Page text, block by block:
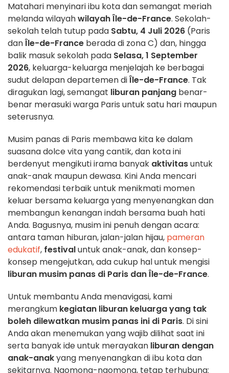
Matahari menyinari ibu kota dan semangat meriah
melanda wilayahwilayah Île-de-France. Sekolah-
sekolah telah tutup pada Sabtu, 4 Juli 2026 (Paris
danÎle-de-France berada di zona C) dan, hingga
balik masuk sekolah pada Selasa, 1 September
2026, keluarga-keluarga menjelajah ke berbagai
sudut delapan departemen diÎle-de-France. Tak
diragukan lagi, semangat liburan panjang benar-
benar merasuki warga Paris untuk satu hari maupun
seterusnya.
Musim panas di Paris membawa kita ke dalam
suasana dolce vita yang cantik, dan kota ini
berdenyut mengikuti irama banyak aktivitasuntuk
anak-anak maupun dewasa. Kini Anda mencari
rekomendasi terbaik untuk menikmati momen
keluar bersama keluarga yang menyenangkan dan
membangun kenangan indah bersama buah hati
Anda. Bagusnya, musim ini penuh dengan acara:
antara taman hiburan, jalan-jalan hijau, pameran
edukatif, festivaluntuk anak-anak, dan konsep-
konsep mengejutkan, ada cukup hal untuk mengisi
liburan musim panas di Paris dan Île-de-France.
Untuk membantu Anda menavigasi, kami
merangkum kegiatan liburan keluarga yang tak
boleh dilewatkan musim panas ini di Paris. Di sini
Anda akan menemukan yang wajib dilihat saat ini
serta banyak ide untuk merayakan liburan dengan
anak-anakyang menyenangkan di ibu kota dan
sekitarnya. Ngomong-ngomong, tetap terhubung: